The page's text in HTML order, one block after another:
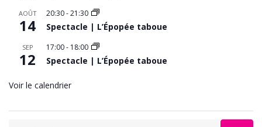
AOÛT
14
20:30-21:30
Spectacle | L’Épopée taboue
SEP
12
17:00- 18:00
Spectacle | L’Épopée taboue
Voir le calendrier